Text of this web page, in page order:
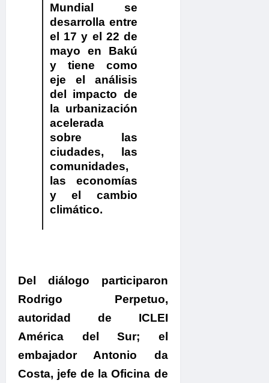
Mundial se
desarrolla entre
el 17 y el 22 de
mayo en Bakú
y tiene como
eje el análisis
del impacto de
la urbanización
acelerada
sobre las
ciudades, las
comunidades,
las economías
y el cambio
climático.
Del diálogo participaron
Rodrigo Perpetuo,
autoridad de ICLEI
América del Sur; el
embajador Antonio da
Costa, jefe de la Oficina de